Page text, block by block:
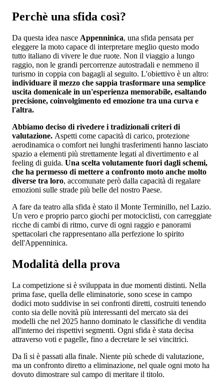
Perchè una sfida così?
Da questa idea nasce Appenninica, una sfida pensata per
eleggere la moto capace di interpretare meglio questo modo
tutto italiano di vivere le due ruote. Non il viaggio a lungo
raggio, non le grandi percorrenze autostradali e nemmeno il
turismo in coppia con bagagli al seguito. L'obiettivo è un altro:
individuare il mezzo che sappia trasformare una semplice
uscita domenicale in un'esperienza memorabile, esaltando
precisione, coinvolgimento ed emozione tra una curva e
l'altra.
Abbiamo deciso di rivedere i tradizionali criteri di
valutazione. Aspetti come capacità di carico, protezione
aerodinamica o comfort nei lunghi trasferimenti hanno lasciato
spazio a elementi più strettamente legati al divertimento e al
feeling di guida. Una scelta volutamente fuori dagli schemi,
che ha permesso di mettere a confronto moto anche molto
diverse tra loro, accomunate però dalla capacità di regalare
emozioni sulle strade più belle del nostro Paese.
A fare da teatro alla sfida è stato il Monte Terminillo, nel Lazio.
Un vero e proprio parco giochi per motociclisti, con carreggiate
ricche di cambi di ritmo, curve di ogni raggio e panorami
spettacolari che rappresentano alla perfezione lo spirito
dell'Appenninica.
Modalità della prova
La competizione si è sviluppata in due momenti distinti. Nella
prima fase, quella delle eliminatorie, sono scese in campo
dodici moto suddivise in sei confronti diretti, costruiti tenendo
conto sia delle novità più interessanti del mercato sia dei
modelli che nel 2025 hanno dominato le classifiche di vendita
all'interno dei rispettivi segmenti. Ogni sfida è stata decisa
attraverso voti e pagelle, fino a decretare le sei vincitrici.
Da lì si è passati alla finale. Niente più schede di valutazione,
ma un confronto diretto a eliminazione, nel quale ogni moto ha
dovuto dimostrare sul campo di meritare il titolo.